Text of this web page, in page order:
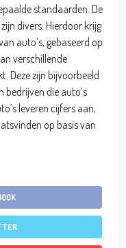
standaarden. De
divers. Hierdoor krijg
auto’s, gebaseerd op
verschillende
Deze zijn bijvoorbeeld
die auto’s
leveren cijfers aan,
op basis van